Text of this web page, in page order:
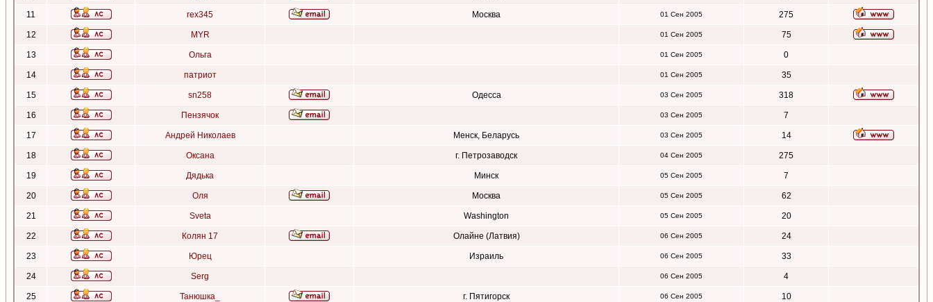
11 rex345 Москва 01 Сен 2005 275
12 MYR 01 Сен 2005 75
13 Ольга 01 Сен 2005 0
14 патриот 01 Сен 2005 35
15 sn258 Одесса 03 Сен 2005 318
16 Пензячок 03 Сен 2005 7
17 Андрей Николаев Менск, Беларусь 03 Сен 2005 14
18 Оксана г. Петрозаводск 04 Сен 2005 275
19 Дядька Минск 05 Сен 2005 7
20 Оля Москва 05 Сен 2005 62
21 Sveta Washington 05 Сен 2005 20
22 Колян 17 Олайне (Латвия) 06 Сен 2005 24
23 Юрец Израиль 06 Сен 2005 33
24 Serg 06 Сен 2005 4
25 Танюшка_ г. Пятигорск 06 Сен 2005 10